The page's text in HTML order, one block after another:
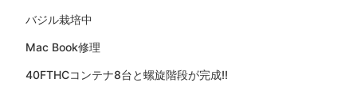
バジル栽培中
Mac Book修理
40FTHCコンテナ8台と螺旋階段が完成!!